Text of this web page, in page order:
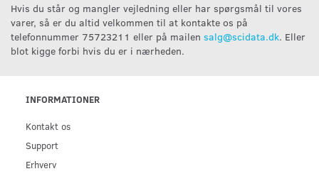
Hvis du står og mangler vejledning eller har spørgsmål til vores
varer, så er du altid velkommen til at kontakte os på
telefonnummer 75723211 eller på mailen salg@scidata.dk. Eller
blot kigge forbi hvis du er i nærheden.
INFORMATIONER
Kontakt os
Support
Erhverv